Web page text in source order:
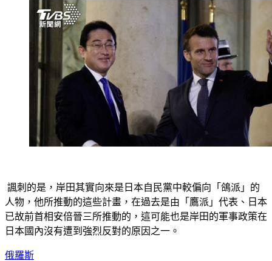
諷刺的是，岸田其實向來是日本自民黨中較偏向「鴿派」的
人物，他所推動的這些計畫，在過去是由「鷹派」代表、日本
已故前首相安倍晉三所推動的，這可能也是岸田的軍事政策在
日本國內沒有遭到強烈反對的原因之一。
俄羅斯